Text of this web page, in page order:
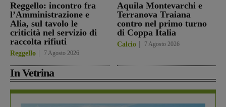
Reggello: incontro fra
l’Amministrazione e
Alia, sul tavolo le
criticità nel servizio di
raccolta rifiuti
Reggello 7 Agosto 2026
Aquila Montevarchi e
Terranova Traiana
contro nel primo turno
di Coppa Italia
Calcio 7 Agosto 2026
In Vetrina